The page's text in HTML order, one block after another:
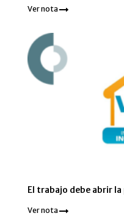
Ver nota
El trabajo debe abrir
Ver nota